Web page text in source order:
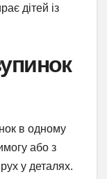
дітей із
в одному
або з
у деталях.